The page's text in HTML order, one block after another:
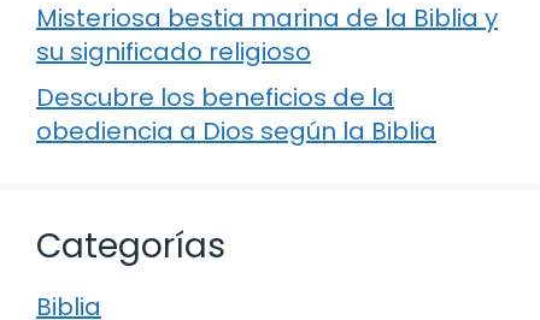
Misteriosa bestia marina de la Biblia y
su significado religioso
Descubre los beneficios de la
obediencia a Dios según la Biblia
Categorías
Biblia